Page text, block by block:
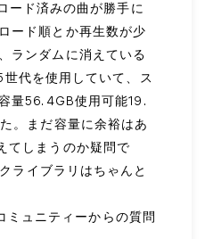
ード済みの曲が勝手に
ード順とか再生数が少
ランダムに消えている
代を使用していて、ス
量56. 4GB使用可能19.
。まだ容量に余裕はあ
てしまうのか疑問で
ライブラリはちゃんと
ミュニティーからの質問